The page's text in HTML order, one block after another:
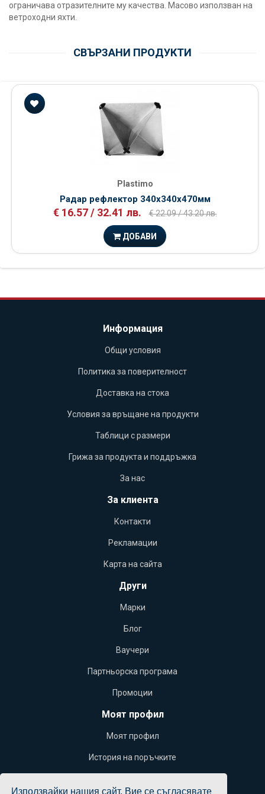
Използвайки нашия сайт, Вие се съгласявате
ограничава отразителните му качества. Масово използван на
ветроходни яхти.
СВЪРЗАНИ ПРОДУКТИ
Plastimo
Радар рефлектор 340х340х470мм
€ 16.57 / 32.41 лв. € 22.09 / 43.20 лв.
ДОБАВИ
Информация
Общи условия
Политика за поверителност
Доставка на стока
Условия за връщане на продукти
Таблици с размери
Грижа за продукта и поддръжка
За нас
За клиента
Контакти
Рекламации
Карта на сайта
Други
Марки
Блог
Ваучери
Партньорска програма
Промоции
Моят профил
Моят профил
История на поръчките